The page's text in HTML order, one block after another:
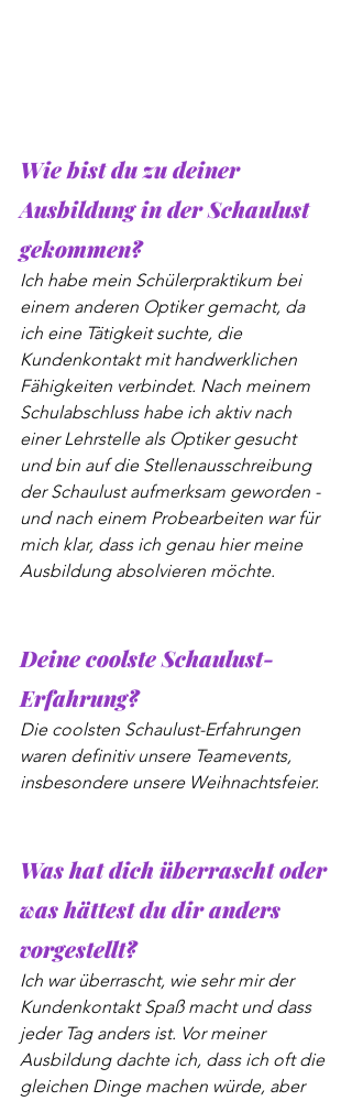
Wie bist du zu deiner
Ausbildung in der Schaulust
gekommen?
Ich habe mein Schülerpraktikum bei
einem anderen Optiker gemacht, da
ich eine Tätigkeit suchte, die
Kundenkontakt mit handwerklichen
Fähigkeiten verbindet. Nach meinem
Schulabschluss habe ich aktiv nach
einer Lehrstelle als Optiker gesucht
und bin auf die Stellenausschreibung
der Schaulust aufmerksam geworden -
und nach einem Probearbeiten war für
mich klar, dass ich genau hier meine
Ausbildung absolvieren möchte.
Deine coolste Schaulust-
Erfahrung?
Die coolsten Schaulust-Erfahrungen
waren definitiv unsere Teamevents,
insbesondere unsere Weihnachtsfeier.
Was hat dich überrascht oder
was hättest du dir anders
vorgestellt?
Ich war überrascht, wie sehr mir der
Kundenkontakt Spaß macht und dass
jeder Tag anders ist. Vor meiner
Ausbildung dachte ich, dass ich oft die
gleichen Dinge machen würde, aber